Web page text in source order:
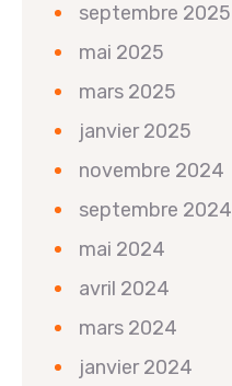
septembre 2025
mai 2025
mars 2025
janvier 2025
novembre 2024
septembre 2024
mai 2024
avril 2024
mars 2024
janvier 2024